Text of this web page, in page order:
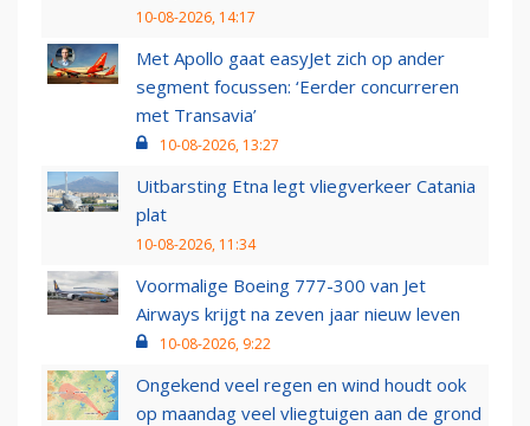
10-08-2026, 14:17
Met Apollo gaat easyJet zich op ander
segment focussen: ‘Eerder concurreren
met Transavia’
10-08-2026, 13:27
Uitbarsting Etna legt vliegverkeer Catania
plat
10-08-2026, 11:34
Voormalige Boeing 777-300 van Jet
Airways krijgt na zeven jaar nieuw leven
10-08-2026, 9:22
Ongekend veel regen en wind houdt ook
op maandag veel vliegtuigen aan de grond